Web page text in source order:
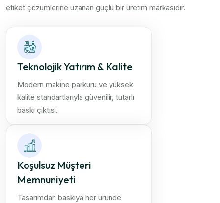
etiket çözümlerine uzanan güçlü bir üretim markasıdır.
Teknolojik Yatırım & Kalite
Modern makine parkuru ve yüksek
kalite standartlarıyla güvenilir, tutarlı
baskı çıktısı.
Koşulsuz Müşteri
Memnuniyeti
Tasarımdan baskıya her üründe